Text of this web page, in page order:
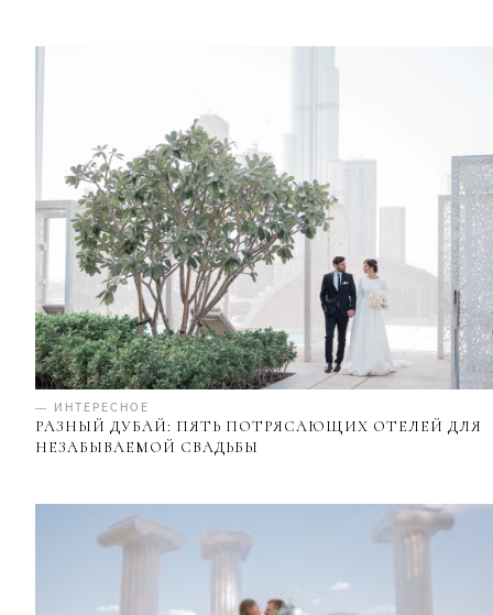
— ИНТЕРЕСНОЕ
РАЗНЫЙ ДУБАЙ: ПЯТЬ ПОТРЯСАЮЩИХ ОТЕЛЕЙ ДЛЯ
НЕЗАБЫВАЕМОЙ СВАДЬБЫ